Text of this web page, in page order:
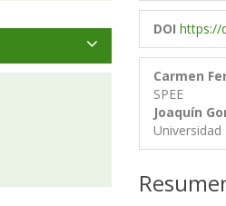
DOI https://
Carmen
SPEE
Joaquín